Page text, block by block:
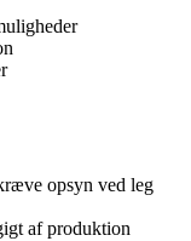
opsyn ved leg
af produktion